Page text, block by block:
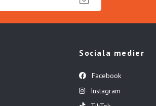
Sociala medier
Facebook
Instagram